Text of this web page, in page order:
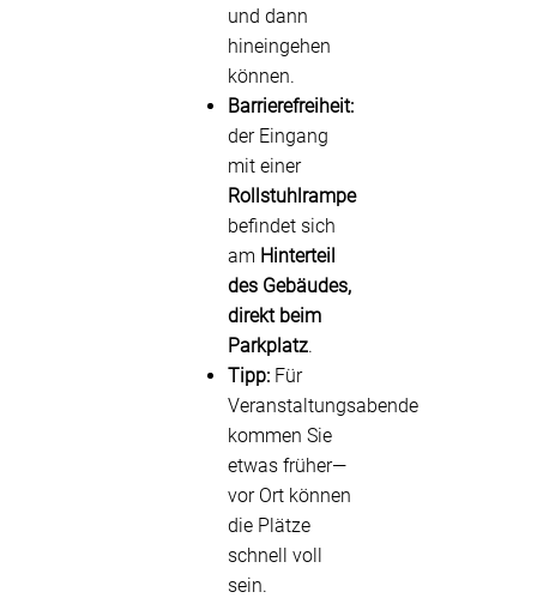
und dann
hineingehen
können.
Barrierefreiheit:
der Eingang
mit einer
Rollstuhlrampe
befindet sich
am Hinterteil
des Gebäudes,
direkt beim
Parkplatz.
Tipp: Für
Veranstaltungsabende
kommen Sie
etwas früher—
vor Ort können
die Plätze
schnell voll
sein.